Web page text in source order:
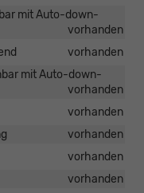
mit Auto-down-
vorhanden
vorhanden
mit Auto-down-
vorhanden
vorhanden
vorhanden
vorhanden
vorhanden